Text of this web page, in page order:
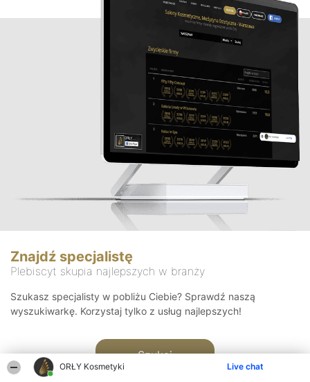
ORŁY Kosmetyki Live chat
Znajdź specjalistę
Plebiscyt skupia najlepszych w branży
Szukasz specjalisty w pobliżu Ciebie? Sprawdź naszą
wyszukiwarkę. Korzystaj tylko z usług najlepszych!
Szukaj